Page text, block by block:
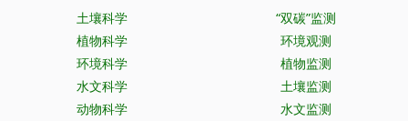
土壤科学
植物科学
环境科学
水文科学
动物科学
“双碳”监测
环境观测
植物监测
土壤监测
水文监测